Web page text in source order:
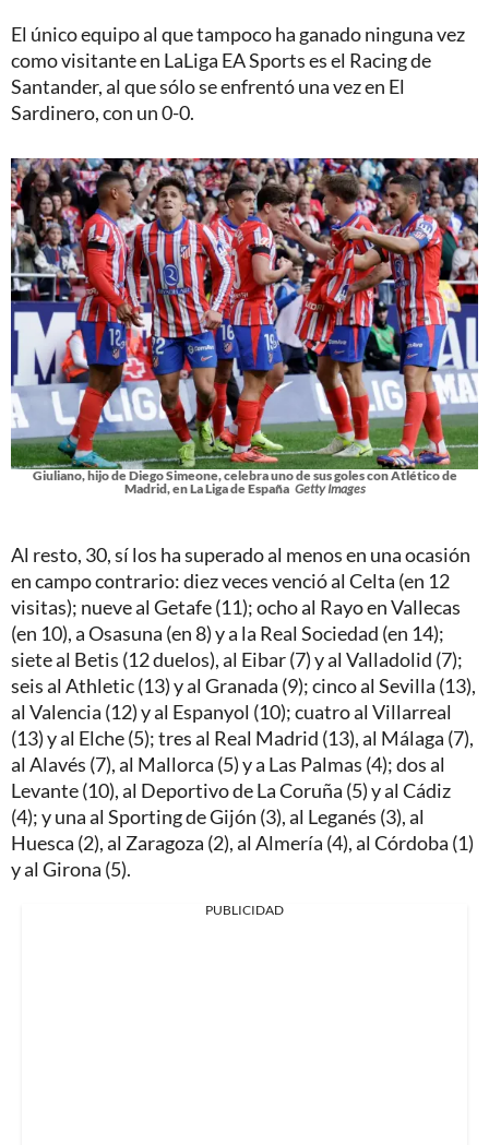
El único equipo al que tampoco ha ganado ninguna vez
como visitante en LaLiga EA Sports es el Racing de
Santander, al que sólo se enfrentó una vez en El
Sardinero, con un 0-0.
Giuliano, hijo de Diego Simeone, celebra uno de sus goles con Atlético de
Madrid, en La Liga de España Getty Images
Al resto, 30, sí los ha superado al menos en una ocasión
en campo contrario: diez veces venció al Celta (en 12
visitas); nueve al Getafe (11); ocho al Rayo en Vallecas
(en 10), a Osasuna (en 8) y a la Real Sociedad (en 14);
siete al Betis (12 duelos), al Eibar (7) y al Valladolid (7);
seis al Athletic (13) y al Granada (9); cinco al Sevilla (13),
al Valencia (12) y al Espanyol (10); cuatro al Villarreal
(13) y al Elche (5); tres al Real Madrid (13), al Málaga (7),
al Alavés (7), al Mallorca (5) y a Las Palmas (4); dos al
Levante (10), al Deportivo de La Coruña (5) y al Cádiz
(4); y una al Sporting de Gijón (3), al Leganés (3), al
Huesca (2), al Zaragoza (2), al Almería (4), al Córdoba (1)
y al Girona (5).
PUBLICIDAD